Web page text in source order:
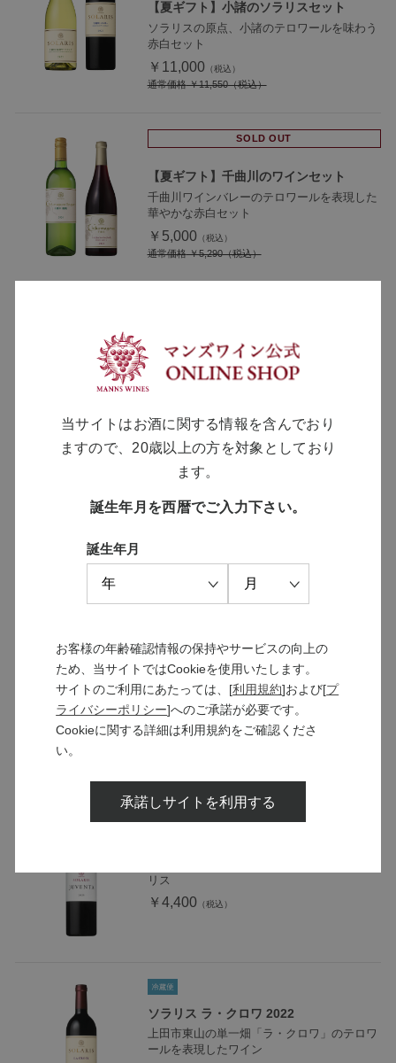
【夏ギフト】小諸のソラリスセット
ソラリスの原点、小諸のテロワールを味わう
赤白セット
￥11,000
通常価格￥11,550
SOLD OUT
【夏ギフト】千曲川のワインセット
千曲川ワインバレーのテロワールを表現した
華やかな赤白セット
￥5,000
通常価格￥5,290
長野県産カベルネ・ソーヴィニヨンから造ら
れたストレート果汁ジュース
￥1,350
SOLD OUT
ソラリス マニフィカ 2018
収穫から5年以上の熟成を経てリリース、傑
出した年しか造られないソラリスの最高峰
リス
￥4,400
ソラリス ラ・クロワ 2022
上田市東山の単一畑「ラ・クロワ」のテロワ
ールを表現したワイン
当サイトはお酒に関する情報を含んでおり
ますので、20歳以上の方を対象としており
ます。
誕生年月を西暦でご入力下さい。
誕生年月
お客様の年齢確認情報の保持やサービスの向上の
ため、当サイトではCookieを使用いたします。
サイトのご利用にあたっては、[利用規約]および[プ
ライバシーポリシー]へのご承諾が必要です。
Cookieに関する詳細は利用規約をご確認くださ
い。
承諾しサイトを利用する